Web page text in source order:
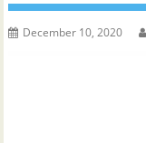
December 10, 2020